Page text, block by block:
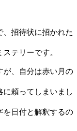
、招待状に招かれた
テリーです。
が、自分は赤い月の
頼ってしまいまし
を日付と解釈するの